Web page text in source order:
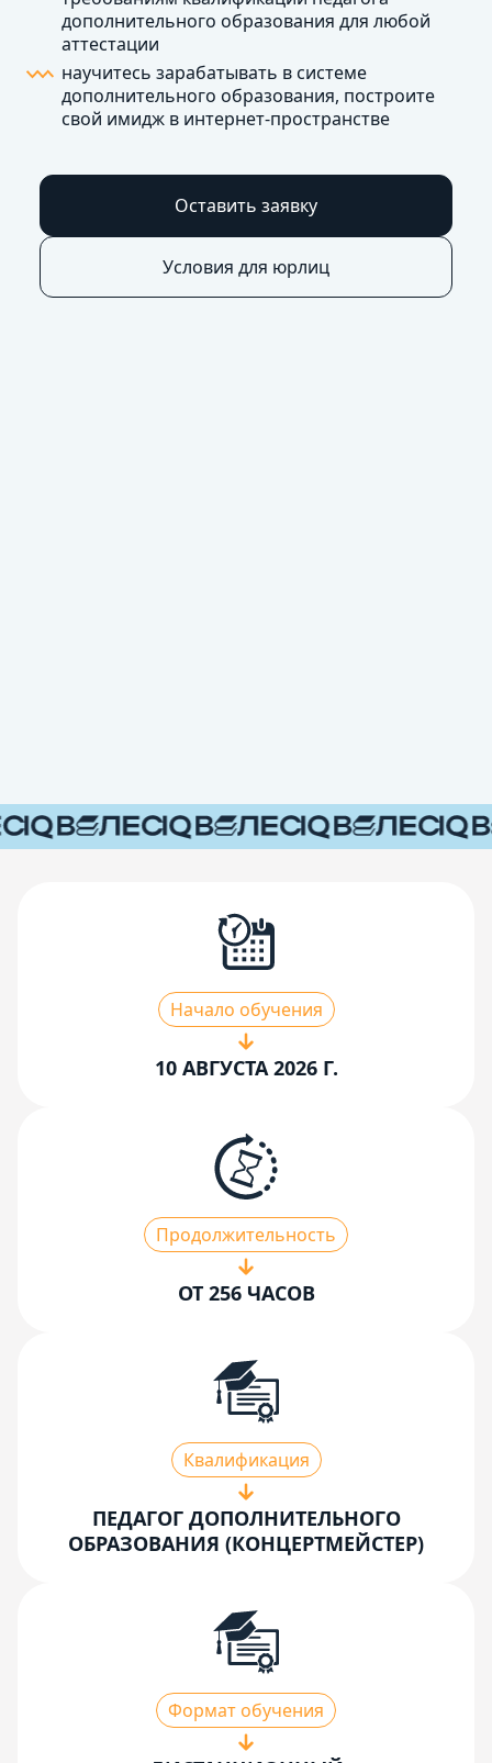
дополнительного образования для любой
аттестации
научитесь зарабатывать в системе
дополнительного образования, построите
свой имидж в интернет-пространстве
Оставить заявку
Условия для юрлиц
Начало обучения
10 АВГУСТА 2026 Г.
Продолжительность
ОТ 256 ЧАСОВ
Квалификация
ПЕДАГОГ ДОПОЛНИТЕЛЬНОГО
ОБРАЗОВАНИЯ (КОНЦЕРТМЕЙСТЕР)
Формат обучения